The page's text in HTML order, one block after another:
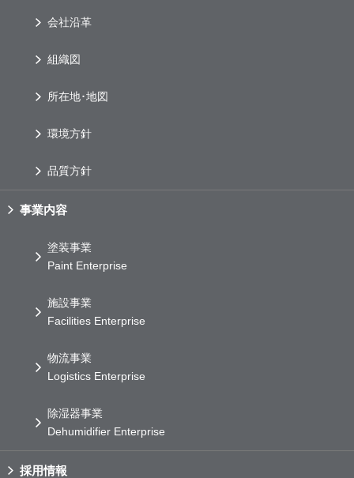
会社沿革
組織図
所在地･地図
環境方針
品質方針
事業内容
塗装事業
Paint Enterprise
施設事業
Facilities Enterprise
物流事業
Logistics Enterprise
除湿器事業
Dehumidifier Enterprise
採用情報